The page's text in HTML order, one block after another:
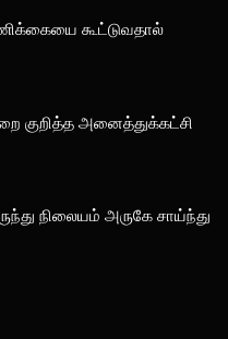
கூட்டுவதால்
குறித்த அனைத்துக்கட்சி
நிலையம் அருகே சாய்ந்து